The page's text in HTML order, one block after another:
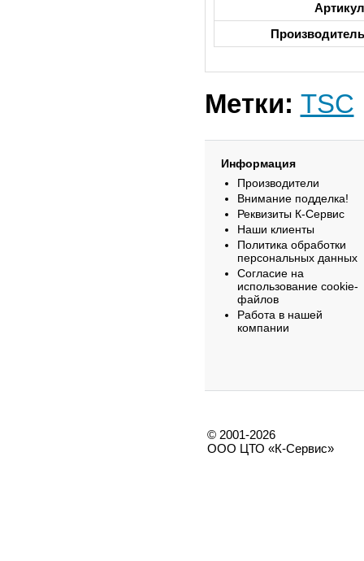
Артикул
Производитель
Метки: TSC
Информация
Производители
Внимание подделка!
Реквизиты К-Сервис
Наши клиенты
Политика обработки
персональных данных
Согласие на
использование cookie-
файлов
Работа в нашей
компании
© 2001-2026
ООО ЦТО «К-Сервис»